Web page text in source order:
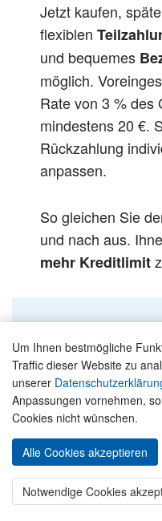
Um Ihnen bestmögliche
Traffic dieser Website zu
unserer
Anpassungen vornehmen,
Cookies nicht wünschen.
Alle Cookies akzeptieren
Notwendige Cookies
Jetzt kaufen,
flexiblen
und bequemes
möglich.
Rate von 3 % des
mindestens 20 €.
Rückzahlung
anpassen.
So gleichen Sie
und nach aus.
mehr Kreditlimit
Die ersten drei
der zinsfreien
Vollzahlung
Bei dieser
JETZT